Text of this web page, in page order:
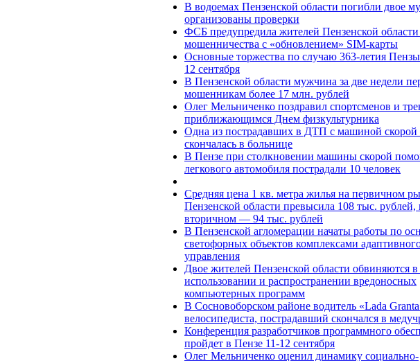
В водоемах Пензенской области погибли двое
организованы проверки
ФСБ предупредила жителей Пензенской области
мошенничества c «обновлением» SIM-карты
Основные торжества по случаю 363-летия
12 сентября
В Пензенской области мужчина за две недели
мошенникам более 17 млн. рублей
Олег Мельниченко поздравил спортсменов и
приближающимся Днем физкультурника
Одна из пострадавших в ДТП с машиной
скончалась в больнице
В Пензе при столкновении машины скорой
легкового автомобиля пострадали 10 человек
Средняя цена 1 кв. метра жилья на первичном
Пензенской области превысила 108 тыс. рублей,
вторичном — 94 тыс. рублей
В Пензенской агломерации начаты работы по
светофорных объектов комплексами
управления
Двое жителей Пензенской области обвиняются в
использовании и распространении вредоносных
компьютерных программ
В Сосновоборском районе водитель «Lada
велосипедиста, пострадавший скончался в
Конференция разработчиков программного
пройдет в Пензе 11-12 сентября
Олег Мельниченко оценил динамику социально-